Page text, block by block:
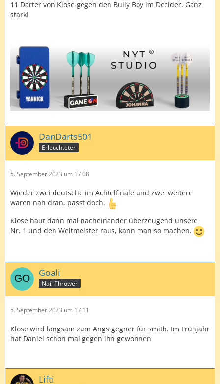
11 Darter von Klose gegen den Bully Boy im Decider. Ganz
stark!
DanDarts501
Erleuchteter
5. September 2023 um 17:08
Wieder zwei deutsche im Achtelfinale und zwei weitere
waren nah dran, passt doch.
Klose haut dann mal nacheinander überzeugend unsere
Nr. 1 und den Weltmeister raus, kann man so machen.
Goali
Nail-Thrower
5. September 2023 um 17:11
Klose wird langsam zum Angstgegner für smith. Im Frühjahr
hat Daniel schon mal gegen ihn gewonnen
Lifti